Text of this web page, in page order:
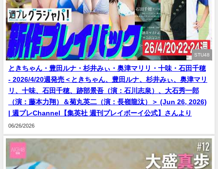
STU48
ときちゃん・豊田ルナ・杉井みぃ・奥津マリリ・十味・石田千穂
- 2026/4/20週発売＜ときちゃん、豊田ルナ、杉井みぃ、奥津マリ
リ、十味、石田千穂、跡部景吾（演：石川志泉）、大石秀一郎
（演：藤本力翔）＆菊丸英二（演：長嶺龍汰）＞ (Jun 26, 2026)
| 週プレChannel【集英社 週刊プレイボーイ公式】さんより
06/26/2026